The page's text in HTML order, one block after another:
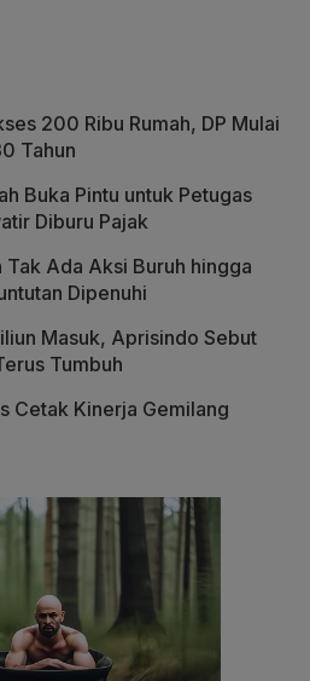
200 Ribu Rumah, DP Mulai
Tahun
Buka Pintu untuk Petugas
Diburu Pajak
Tak Ada Aksi Buruh hingga
Dipenuhi
Masuk, Aprisindo Sebut
Tumbuh
Cetak Kinerja Gemilang